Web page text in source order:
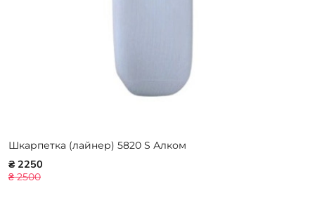
Шкарпетка (лайнер) 5820 S Алком
₴ 2250
₴ 2500